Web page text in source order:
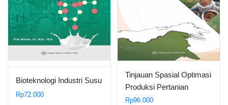
Bioteknologi Industri Susu
Rp72.000
Tinjauan Spasial Optimasi
Produksi Pertanian
pada…
Rp96.000